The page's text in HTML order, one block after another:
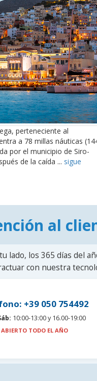
perteneciente al
a 78 millas náuticas
por el municipio de Siro-
de la caída ... sigue
al
lado, los 365 días del
con nuestra
+39 050 754492
10:00-13:00 y 16.00-19:00
ABIERTO TODO EL AÑO